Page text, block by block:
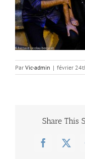
Par Vic-admin | février
Share This
Facebook
X